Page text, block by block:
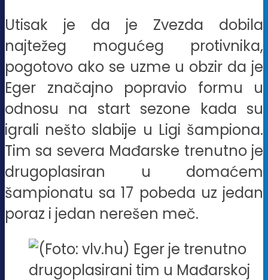
Utisak je da je Zvezda dobila
najtežeg mogućeg protivnika,
pogotovo ako se uzme u obzir da je
Eger značajno popravio formu u
odnosu na start sezone kada su
igrali nešto slabije u Ligi šampiona.
Tim sa severa Mađarske trenutno je
drugoplasiran u domaćem
šampionatu sa 17 pobeda uz jedan
poraz i jedan nerešen meč.